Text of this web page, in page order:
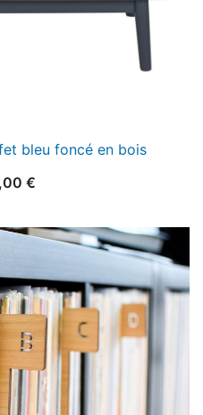
bleu foncé en bois
€